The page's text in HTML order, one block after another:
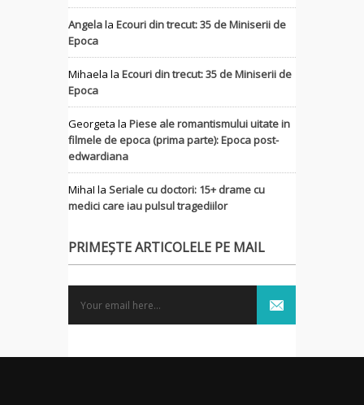
Angelala Ecouri din trecut: 35 de Miniserii de
Epoca
Mihaela la Ecouri din trecut: 35 de Miniserii de
Epoca
Georgeta la Piese ale romantismului uitate in
filmele de epoca (prima parte): Epoca post-
edwardiana
MihaI la Seriale cu doctori: 15+ drame cu
medici care iau pulsul tragediilor
PRIMEȘTE ARTICOLELE PE MAIL